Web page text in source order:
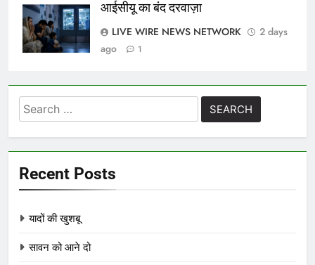
आईसीयू का बंद दरवाज़ा
LIVE WIRE NEWS NETWORK
2 days
ago
1
Search
for:
Recent Posts
यादों की खुशबू
सावन को आने दो